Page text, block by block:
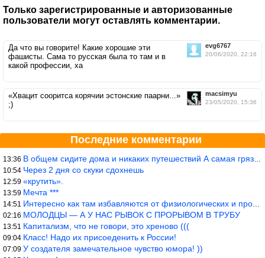
Только зарегистрированные и авторизованные
пользователи могут оставлять комментарии.
evg6767
20/06/2020, 22:16
Да что вы говорите! Какие хорошие эти
фашисты. Сама то русская была то там и в
какой профессии, ха
macsimyu
23/05/2020, 15:36
«Хвацит сооритса корячии эстонские паарни...»
;)
Последние комментарии
13:36 В общем сидите дома и никаких путешествий А самая грязная в от
10:54 Через 2 дня со скуки сдохнешь
12:59 «крутить».
13:59 Мечта ***
14:51 Интересно как там избавляются от физиологических и прочих отходо
02:16 МОЛОДЦЫ — А У НАС РЫВОК С ПРОРЫВОМ В ТРУБУ
13:51 Капитализм, что не говори, это хреново (((
09:04 Класс! Надо их присоеденить к России!
07:09 У создателя замечательное чувство юмора! ))